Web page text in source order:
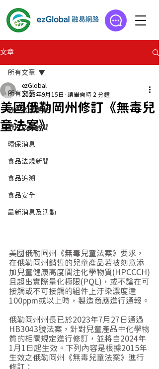
文章
所有文章
綠色法規更新
綠色法規新聞
環保消息
食品法規新聞
食品追溯
食品安全
最新消息及活動
所有文章
美國俄勒岡州修訂《無毒兒
童法案》
ezGlobal
2023年9月15日
讀畢需時 2 分鐘
美國俄勒岡州《無毒兒童法案》要求，
在俄勒岡州銷售的兒童產品若被刻意添
加兒童健康高度關注化學物質(HPCCCH)
且超出實際量化極限(PQL)，或不論在可
接觸或不可接觸的組件上汙染濃度達
100ppm或以上時，製造商應進行通報。
俄勒岡州州長已於2023年7月27日通過
HB3043號法案，針對兒童產品中化學物
質的相關規定進行修訂，並將自2024年
1月1日起生效。下列內容是根據2015年
生效之俄勒岡州《無毒兒童法案》進行